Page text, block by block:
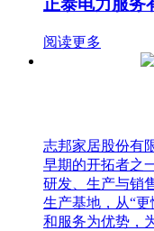
正泰电力服务
阅读更多
志邦家居股份有
早期的开拓者之
研发、生产与销
生产基地，从“
和服务为优势，